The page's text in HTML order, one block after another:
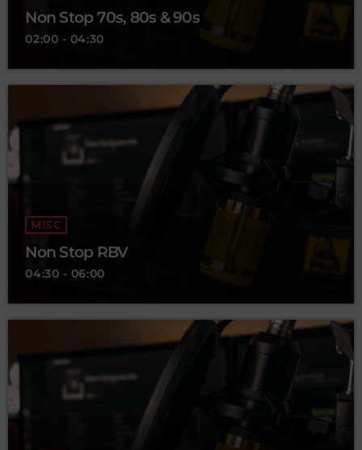
Non Stop 70s, 80s & 90s
02:00 - 04:30
MISC
Non Stop RBV
04:30 - 06:00